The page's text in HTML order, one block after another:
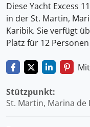
Diese Yacht Excess
in der St. Martin,
Karibik. Sie verfügt
Platz für 12
Stützpunkt:
St. Martin, Marina de